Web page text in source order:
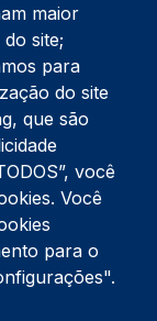
maior
site;
para
do site
que são
você
Você
para o